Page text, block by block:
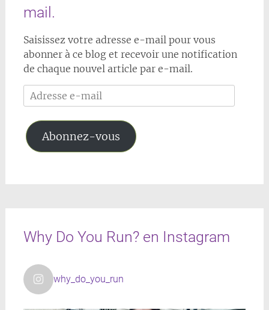
mail.
Saisissez votre adresse e-mail pour vous
abonner à ce blog et recevoir une notification
de chaque nouvel article par e-mail.
Adresse
e-
mail
Abonnez-vous
Why Do You Run? en Instagram
why_do_you_run